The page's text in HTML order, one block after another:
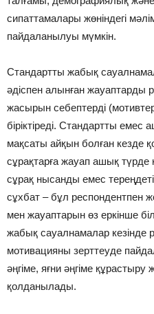
сипаттамалары жөніндегі
пайдаланылуы мүмкін.
Стандартты жабық
әдіспен алынған жауаптарды
жасырын себептерді
біріктіреді. Стандартты
мақсаты айқын болған кезде
сұрақтарға жауап ашық
сұрақ нысанды емес
сұхбат – бұл респондентпен
мен жауаптарын өз еркінше
жабық сауалнамалар кезінде
мотивацияны зерттеуде
әңгіме, яғни әңгіме құрастыру
қолданылады.